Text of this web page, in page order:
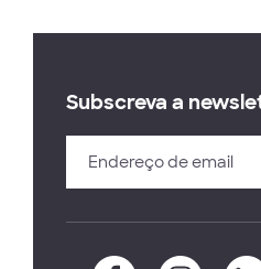
Subscreva a